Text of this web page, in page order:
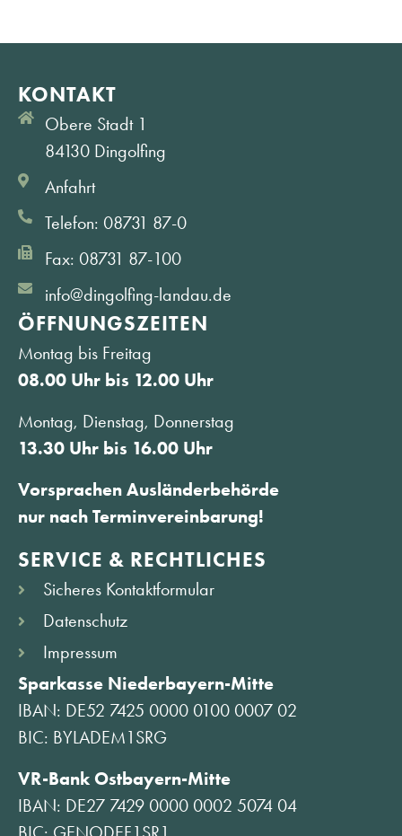
KONTAKT
Obere Stadt 1
84130 Dingolfing
Anfahrt
Telefon: 08731 87-0
Fax: 08731 87-100
info@dingolfing-landau.de
ÖFFNUNGS­ZEITEN
Montag bis Freitag
08.00 Uhr bis 12.00 Uhr
Montag, Dienstag, Donnerstag
13.30 Uhr bis 16.00 Uhr
Vorsprachen Ausländerbehörde
nur nach Terminvereinbarung!
SERVICE & RECHTLICHES
Sicheres Kontaktformular
Datenschutz
Impressum
Sparkasse Niederbayern-Mitte
IBAN: DE52 7425 0000 0100 0007 02
BIC: BYLADEM1SRG
VR-Bank Ostbayern-Mitte
IBAN: DE27 7429 0000 0002 5074 04